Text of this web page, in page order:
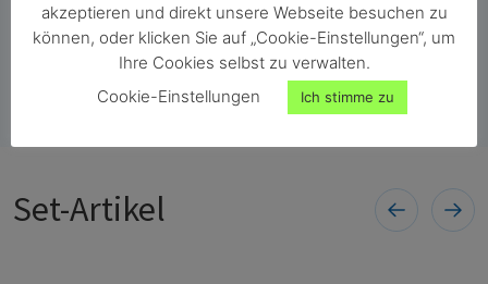
Ihre Beratung
Set-Artikel
akzeptieren und direkt unsere Webseite besuchen zu
können, oder klicken Sie auf „Cookie-Einstellungen“, um
Ihre Cookies selbst zu verwalten.
Cookie-Einstellungen
Ich stimme zu